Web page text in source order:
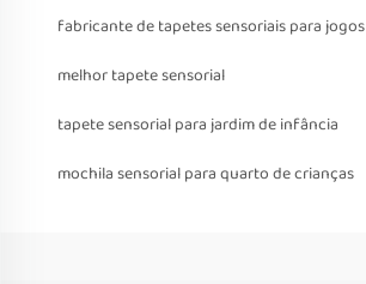
fabricante de tapetes sensoriais para jogos
melhor tapete sensorial
tapete sensorial para jardim de infância
mochila sensorial para quarto de crianças